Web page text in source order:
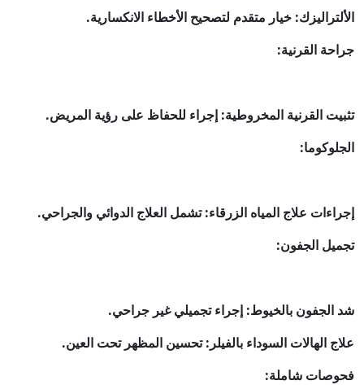
الألتراليزك: خيار متقدم لتصحيح الأخطاء الانكسارية.
جراحة القرنية:
تثبيت القرنية المخروطية: إجراء للحفاظ على رؤية المريض.
الجلوكوما:
إجراءات علاج المياه الزرقاء: تشمل العلاج الدوائي والجراحي.
تجميل الجفون:
شد الجفون بالخيوط: إجراء تجميلي غير جراحي.
علاج الهالات السوداء بالفيلر: تحسين المظهر تحت العين.
فحوصات شاملة: